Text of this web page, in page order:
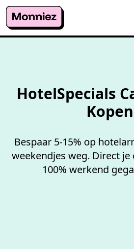
HotelSpecials
Kopen
Bespaar 5-15% op
weekendjes weg. Direct je
100% werkend